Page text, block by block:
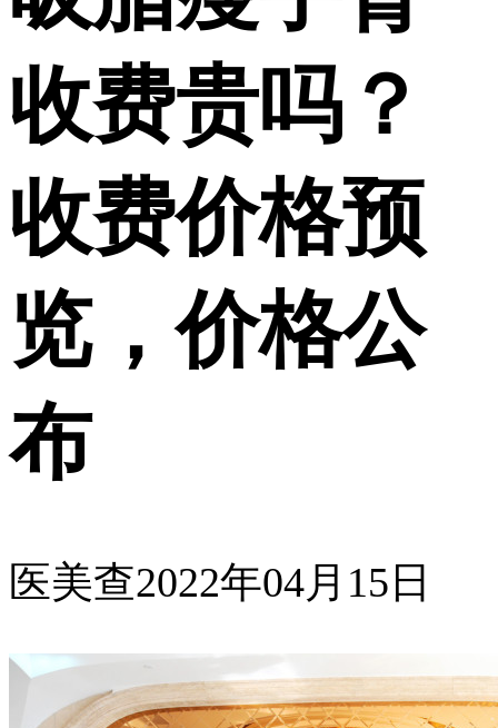
收费贵吗？
收费价格预
览，价格公
布
医美查2022年04月15日